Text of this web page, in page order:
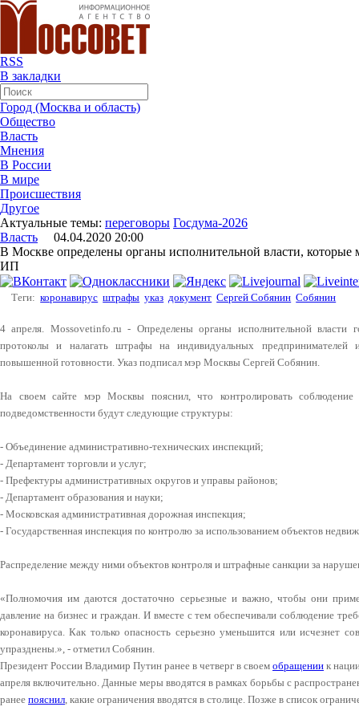
RSS
В закладки
Город (Москва и область)
Общество
Власть
Мнения
В России
В мире
Происшествия
Другое
Актуальные темы: переговоры Госдума-2026
Власть 04.04.2020 20:00
В Москве определены органы исполнительной власти,
ИП
Теги: коронавирус штрафы указ документ Сергей Собянин Собянин
4 апреля. Mossovetinfo.ru - Определены органы исполнительной власти
протоколы и налагать штрафы на индивидуальных
повышенной готовности. Указ подписал мэр Москвы Сергей Собянин.
На своем сайте мэр Москвы пояснил, что контролировать
подведомственности будут следующие структуры:
- Объединение административно-технических инспекций;
- Департамент торговли и услуг;
- Префектуры административных округов и управы районов;
- Департамент образования и науки;
- Московская административная дорожная инспекция;
- Государственная инспекция по контролю за использованием объектов
Распределение между ними объектов контроля и штрафные санкции за
«Полномочия им даются достаточно серьезные и важно, чтобы они
давление на бизнес и граждан. И вместе с тем обеспечивали соблюдение
коронавируса. Как только опасность серьезно уменьшится или исчезнет
упразднены.», - отметил Собянин.
Президент России Владимир Путин ранее в четверг в своем обращении к
апреля включительно. Данные меры вводятся в рамках борьбы с
ранее пояснил, какие ограничения вводятся в столице. Позже в список